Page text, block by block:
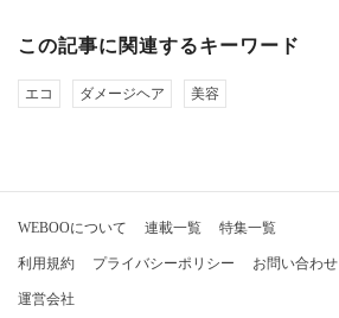
この記事に関連するキーワード
エコ ダメージヘア 美容
WEBOOについて 連載一覧 特集一覧
利用規約 プライバシーポリシー お問い合わせ
運営会社